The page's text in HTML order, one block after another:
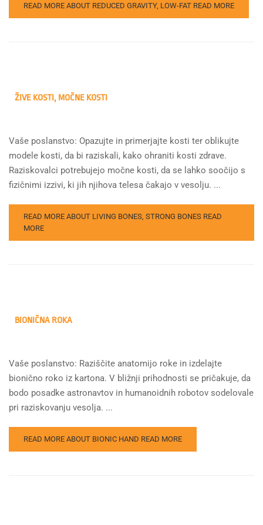
READ MORE ABOUT REDUCED GRAVITY, LOW-FAT READ MORE
ŽIVE KOSTI, MOČNE KOSTI
Vaše poslanstvo: Opazujte in primerjajte kosti ter oblikujte
modele kosti, da bi raziskali, kako ohraniti kosti zdrave.
Raziskovalci potrebujejo močne kosti, da se lahko soočijo s
fizičnimi izzivi, ki jih njihova telesa čakajo v vesolju. ...
READ MORE ABOUT LIVING BONES, STRONG BONES READ
MORE
BIONIČNA ROKA
Vaše poslanstvo: Raziščite anatomijo roke in izdelajte
bionično roko iz kartona. V bližnji prihodnosti se pričakuje, da
bodo posadke astronavtov in humanoidnih robotov sodelovale
pri raziskovanju vesolja. ...
READ MORE ABOUT BIONIC HAND READ MORE